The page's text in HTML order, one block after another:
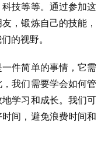
技等等。通过参加这
，锻炼自己的技能，
的视野。
件简单的事情，它需
我们需要学会如何管
学习和成长。我们可
间，避免浪费时间和